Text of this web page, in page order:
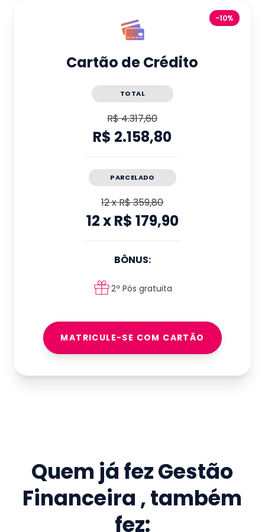
-10%
Cartão de Crédito
TOTAL
R$ 4.317,60
R$ 2.158,80
PARCELADO
12xR$ 359,80
12xR$ 179,90
BÔNUS:
2ª Pós gratuita
MATRICULE-SE COM CARTÃO
Quem já fezGestão
Financeira , também
fez: